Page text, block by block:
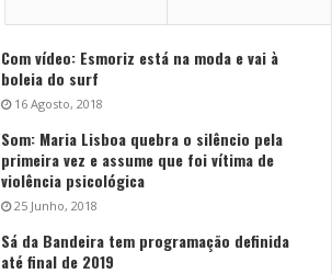
Com vídeo: Esmoriz está na moda e vai à
boleia do surf
16 Agosto, 2018
Som: Maria Lisboa quebra o silêncio pela
primeira vez e assume que foi vítima de
violência psicológica
25 Junho, 2018
Sá da Bandeira tem programação definida
até final de 2019